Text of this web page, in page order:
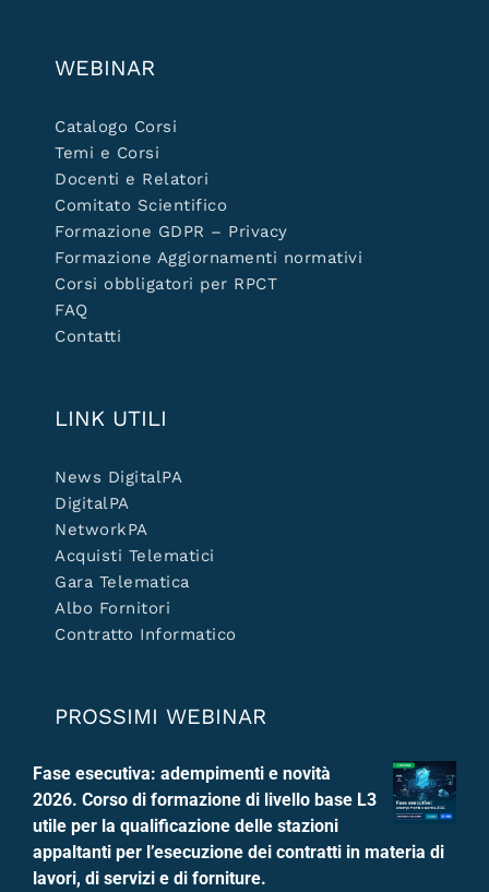
WEBINAR
Catalogo Corsi
Temi e Corsi
Docenti e Relatori
Comitato Scientifico
Formazione GDPR – Privacy
Formazione Aggiornamenti normativi
Corsi obbligatori per RPCT
FAQ
Contatti
LINK UTILI
News DigitalPA
DigitalPA
NetworkPA
Acquisti Telematici
Gara Telematica
Albo Fornitori
Contratto Informatico
PROSSIMI WEBINAR
Fase esecutiva: adempimenti e novità
2026. Corso di formazione di livello base L3
utile per la qualificazione delle stazioni
appaltanti per l’esecuzione dei contratti in materia di
lavori, di servizi e di forniture.